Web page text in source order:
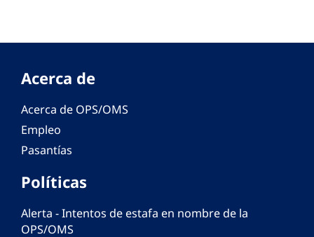
Acerca de
Acerca de OPS/OMS
Empleo
Pasantías
Políticas
Alerta - Intentos de estafa en nombre de la
OPS/OMS